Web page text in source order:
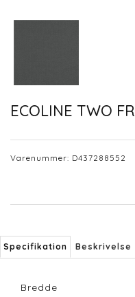
ECOLINE TWO FR
Varenummer: D437288552
Specifikation Beskrivelse
Bredde